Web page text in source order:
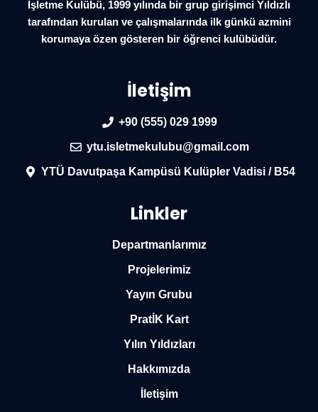
İşletme Kulübü, 1999 yılında bir grup girişimci Yıldızlı
tarafından kurulan ve çalışmalarında ilk günkü azmini
korumaya özen gösteren bir öğrenci kulübüdür.
İletişim
+90 (555) 029 1999
ytu.isletmekulubu@gmail.com
YTÜ Davutpaşa Kampüsü Kulüpler Vadisi / B54
Linkler
Departmanlarımız
Projelerimiz
Yayın Grubu
PratİK Kart
Yılın Yıldızları
Hakkımızda
İletişim